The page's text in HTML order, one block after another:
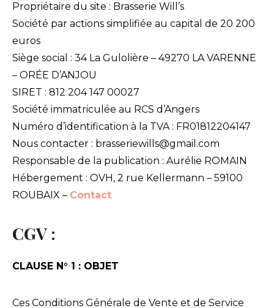
Propriétaire du site : Brasserie Will’s
Société par actions simplifiée au capital de 20 200
euros
Siège social : 34 La Gulolière – 49270 LA VARENNE
– ORÉE D’ANJOU
SIRET : 812 204 147 00027
Société immatriculée au RCS d’Angers
Numéro d’identification à la TVA : FR01812204147
Nous contacter : brasseriewills@gmail.com
Responsable de la publication : Aurélie ROMAIN
Hébergement : OVH, 2 rue Kellermann – 59100
ROUBAIX – Contact
CGV :
CLAUSE N° 1 : OBJET
Ces Conditions Générale de Vente et de Service